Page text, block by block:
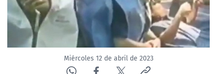
ACTUALIDAD Y TENDENCIAS
CORPORATIVO Y TRANSPARENCIA
CANAL DE DENUNCIAS
Miércoles 12 de abril de 2023